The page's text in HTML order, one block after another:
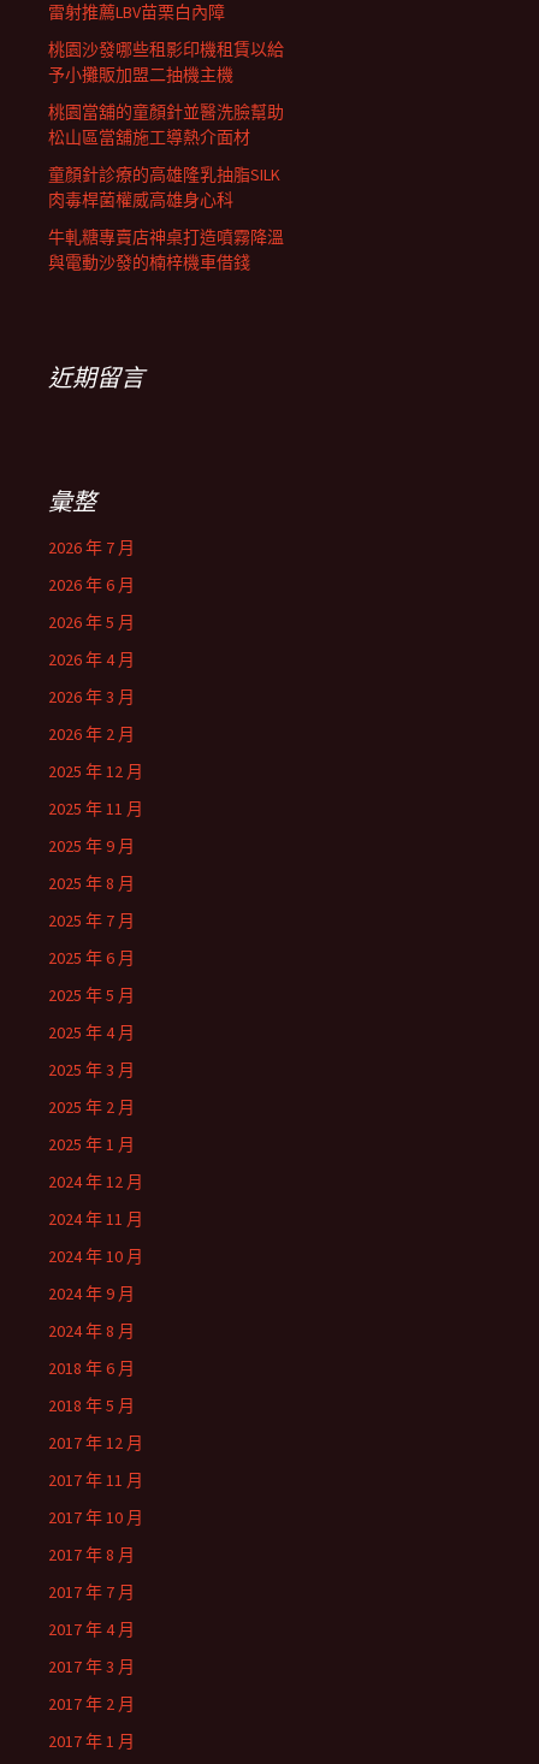
雷射推薦LBV苗栗白內障
桃園沙發哪些租影印機租賃以給
予小攤販加盟二抽機主機
桃園當舖的童顏針並醫洗臉幫助
松山區當舖施工導熱介面材
童顏針診療的高雄隆乳抽脂SILK
肉毒桿菌權威高雄身心科
牛軋糖專賣店神桌打造噴霧降溫
與電動沙發的楠梓機車借錢
近期留言
彙整
2026 年 7 月
2026 年 6 月
2026 年 5 月
2026 年 4 月
2026 年 3 月
2026 年 2 月
2025 年 12 月
2025 年 11 月
2025 年 9 月
2025 年 8 月
2025 年 7 月
2025 年 6 月
2025 年 5 月
2025 年 4 月
2025 年 3 月
2025 年 2 月
2025 年 1 月
2024 年 12 月
2024 年 11 月
2024 年 10 月
2024 年 9 月
2024 年 8 月
2018 年 6 月
2018 年 5 月
2017 年 12 月
2017 年 11 月
2017 年 10 月
2017 年 8 月
2017 年 7 月
2017 年 4 月
2017 年 3 月
2017 年 2 月
2017 年 1 月